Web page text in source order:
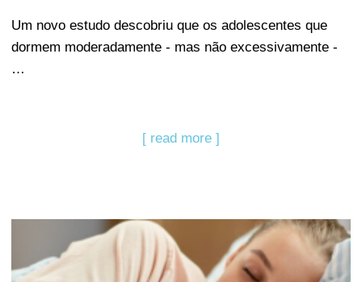
Um novo estudo descobriu que os adolescentes que
dormem moderadamente - mas não excessivamente -
…
[ read more ]